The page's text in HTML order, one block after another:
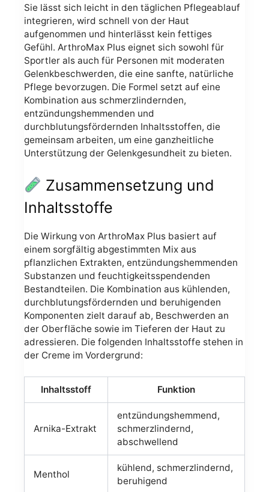
Sie lässt sich leicht in den täglichen Pflegeablauf
integrieren, wird schnell von der Haut
aufgenommen und hinterlässt kein fettiges
Gefühl. ArthroMax Plus eignet sich sowohl für
Sportler als auch für Personen mit moderaten
Gelenkbeschwerden, die eine sanfte, natürliche
Pflege bevorzugen. Die Formel setzt auf eine
Kombination aus schmerzlindernden,
entzündungshemmenden und
durchblutungsfördernden Inhaltsstoffen, die
gemeinsam arbeiten, um eine ganzheitliche
Unterstützung der Gelenkgesundheit zu bieten.
Zusammensetzung und
Inhaltsstoffe
Die Wirkung von ArthroMax Plus basiert auf
einem sorgfältig abgestimmten Mix aus
pflanzlichen Extrakten, entzündungshemmenden
Substanzen und feuchtigkeitsspendenden
Bestandteilen. Die Kombination aus kühlenden,
durchblutungsfördernden und beruhigenden
Komponenten zielt darauf ab, Beschwerden an
der Oberfläche sowie im Tieferen der Haut zu
adressieren. Die folgenden Inhaltsstoffe stehen in
der Creme im Vordergrund:
Inhaltsstoff Funktion
Arnika-Extrakt
entzündungshemmend,
schmerzlindernd,
abschwellend
Menthol
kühlend, schmerzlindernd,
beruhigend